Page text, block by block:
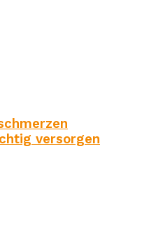
versorgen